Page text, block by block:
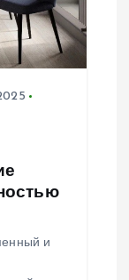
и